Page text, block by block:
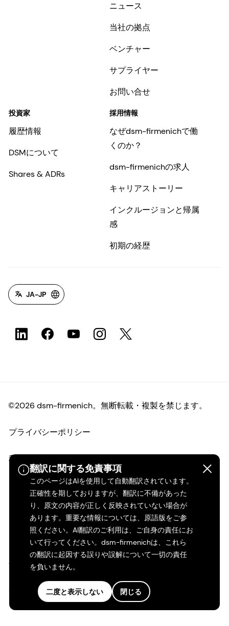
翻訳に関する免責事項
このページはAIを使用して自動翻訳されています。
正確性を期しておりますが、翻訳に不備があった
り、原文の内容が正しく反映されていない場合が
あります。重要な情報については、原語版をご参
照ください。AI翻訳のご利用は、ご自身の責任にお
いて行ってください。dsm-firmenichは、これら
の翻訳に起因する誤りや誤解について一切の責任
を負いません。
二度と表示しない 閉じる
ニュース
当社の拠点
ベンチャー
サプライヤー
お問い合せ
投資家
履歴情報
DSMについて
Shares & ADRs
採用情報
なぜdsm-firmenichで働
くのか？
dsm-firmenichの求人
キャリアストーリー
インクルージョンと帰属
感
初期の経歴
JA-JP
©2026 dsm-firmenich。無断転載・複製を禁じます。
プライバシーポリシー
利用規約
ご利用条件
カリフォルニアの透明性
アクセシビリティ・ステートメント
法的情報
サイトマップ